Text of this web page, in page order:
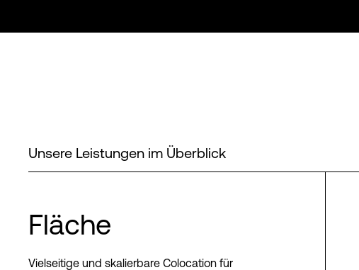
Unsere Leistungen im Überblick
Fläche
Vielseitige und skalierbare Colocation für